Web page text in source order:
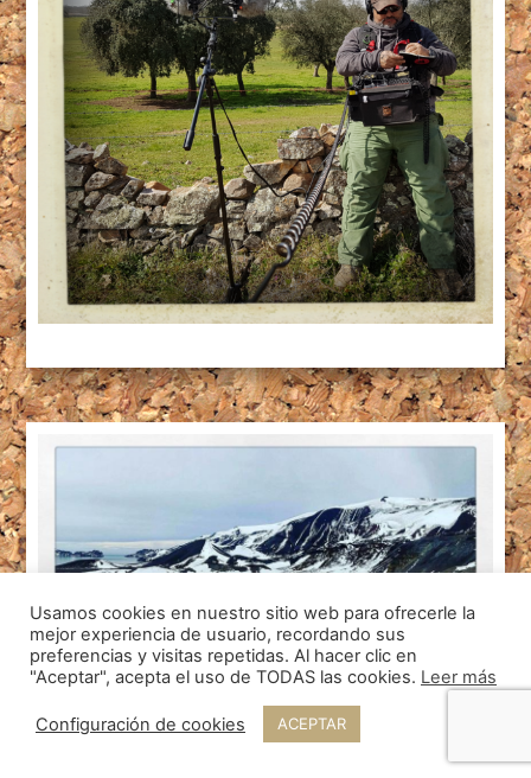
Usamos cookies en nuestro sitio web para ofrecerle la
mejor experiencia de usuario, recordando sus
preferencias y visitas repetidas. Al hacer clic en
"Aceptar", acepta el uso de TODAS las cookies. Leer más
Configuración de cookies ACEPTAR